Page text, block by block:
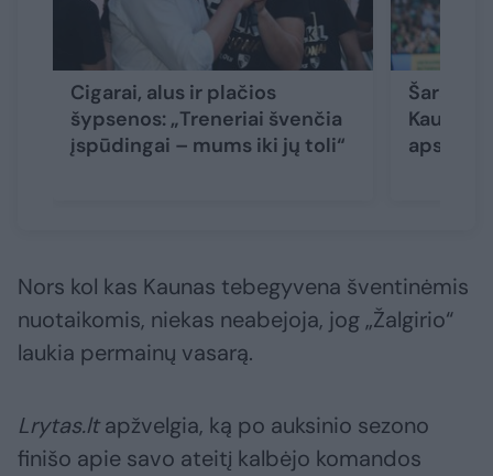
Cigarai, alus ir plačios
šypsenos: „Treneriai švenčia
įspūdingai – mums iki jų toli“
Šaras
Kaune –
Nors kol kas Kaunas tebegyvena šventinėmis
nuotaikomis, niekas neabejoja, jog „Žalgirio“
laukia permainų vasarą.
Lrytas.ltapžvelgia, ką po auksinio sezono
finišo apie savo ateitį kalbėjo komandos